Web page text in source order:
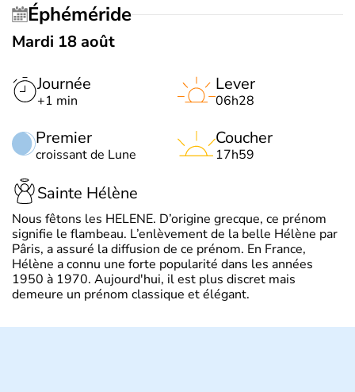
Éphéméride
Mardi 18 août
Journée
+1 min
Premier
croissant de Lune
Lever
06h28
Coucher
17h59
Sainte Hélène
Nous fêtons les HELENE. D’origine grecque, ce prénom
signifie le flambeau. L’enlèvement de la belle Hélène par
Pâris, a assuré la diffusion de ce prénom. En France,
Hélène a connu une forte popularité dans les années
1950 à 1970. Aujourd'hui, il est plus discret mais
demeure un prénom classique et élégant.